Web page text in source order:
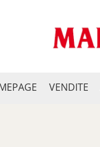
VENDITE